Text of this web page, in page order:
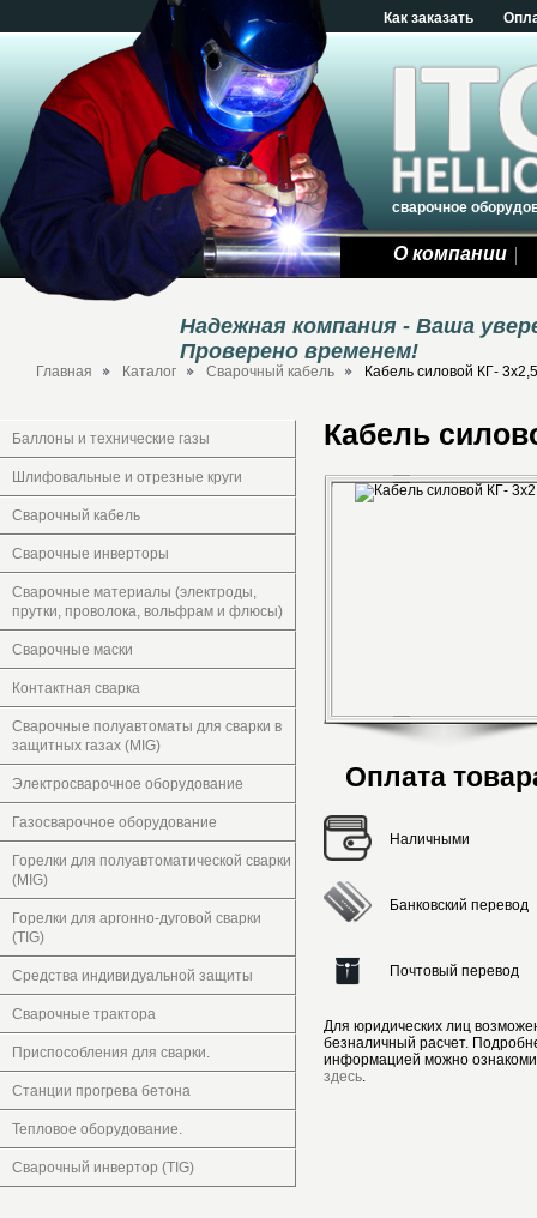
Как заказать
сварочное
О компании
Надежная компания - Ваша
Проверено временем!
Главная Каталог Сварочный кабель Кабель силовой КГ- 3х2,5
Баллоны и технические газы
Шлифовальные и отрезные круги
Сварочный кабель
Сварочные инверторы
Сварочные материалы (электроды,
прутки, проволока, вольфрам и флюсы)
Сварочные маски
Контактная сварка
Сварочные полуавтоматы для сварки в
защитных газах (MIG)
Электросварочное оборудование
Газосварочное оборудование
Горелки для полуавтоматической сварки
(MIG)
Горелки для аргонно-дуговой сварки
(TIG)
Средства индивидуальной защиты
Сварочные трактора
Приспособления для сварки.
Станции прогрева бетона
Тепловое оборудование.
Сварочный инвертор (TIG)
Кабель
Оплата
Наличными
Банковский перевод
Почтовый перевод
Для юридических лиц
безналичный расчет.
информацией можно
здесь.